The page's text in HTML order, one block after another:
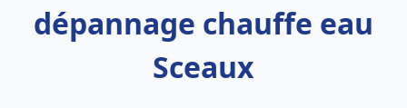
dépannage chauffe eau
Sceaux